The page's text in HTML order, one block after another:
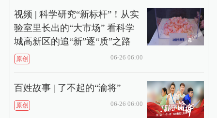
视频 | 科学研究“新标杆”！从实
验室里长出的“大市场” 看科学
城高新区的追“新”逐“质”之路
原创 06-26 06:00
百姓故事 | 了不起的“渝将”
原创 06-26 06:00